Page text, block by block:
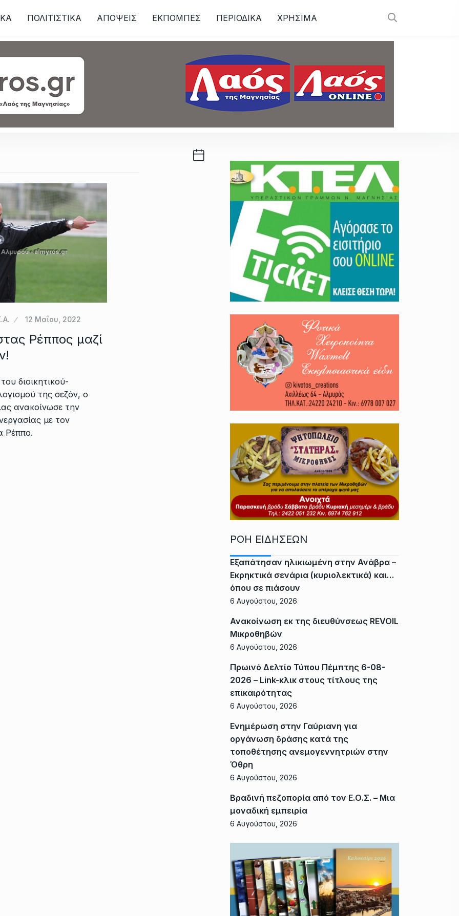
ΠΟΛΙΤΙΣΤΙΚΑ ΑΠΟΨΕΙΣ ΕΚΠΟΜΠΕΣ ΠΕΡΙΟΔΙΚΑ ΧΡΗΣΙΜΑ
12 Μαΐου, 2022
Ρέππος μαζί
διοικητικού-
της σεζόν, ο
ανακοίνωσε την
με τον
Ρέππο.
ΡΟΗ ΕΙΔΗΣΕΩΝ
Εξαπάτησαν ηλικιωμένη στην Ανάβρα –
Εκρηκτικά σενάρια (κυριολεκτικά) και…
όπου σε πιάσουν
6 Αυγούστου, 2026
Ανακοίνωση εκ της διευθύνσεως REVOIL
Μικροθηβών
6 Αυγούστου, 2026
Πρωινό Δελτίο Τύπου Πέμπτης 6-08-
2026 – Link-κλικ στους τίτλους της
επικαιρότητας
6 Αυγούστου, 2026
Ενημέρωση στην Γαύριανη για
οργάνωση δράσης κατά της
τοποθέτησης ανεμογεννητριών στην
Όθρη
6 Αυγούστου, 2026
Βραδινή πεζοπορία από τον Ε.Ο.Σ. – Μια
μοναδική εμπειρία
6 Αυγούστου, 2026